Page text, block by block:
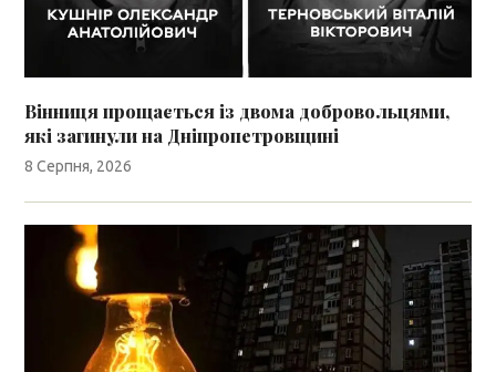
Вінниця прощається із двома добровольцями,
які загинули на Дніпропетровщині
8 Серпня, 2026